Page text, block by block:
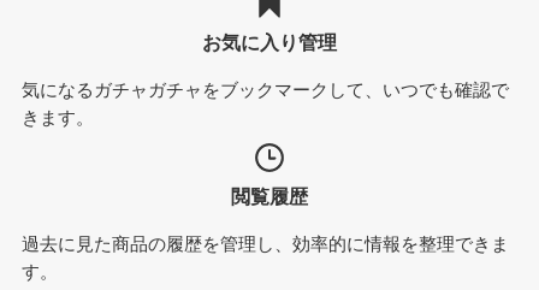
お気に入り管理
気になるガチャガチャをブックマークして、いつでも確認で
きます。
閲覧履歴
過去に見た商品の履歴を管理し、効率的に情報を整理できま
す。